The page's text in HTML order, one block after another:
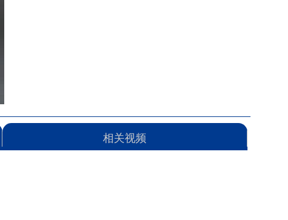
相关视频